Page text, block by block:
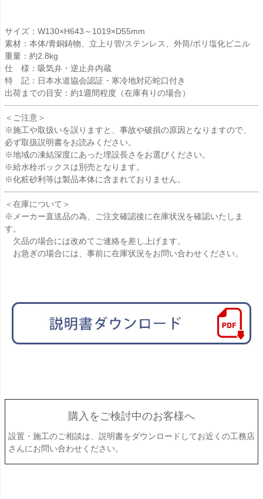
サイズ：W130×H643～1019×D55mm
素材：本体/青銅鋳物、立上り管/ステンレス、外筒/ポリ塩化ビニル
重量：約2.8kg
仕 様：吸気弁・逆止弁内蔵
特 記：日本水道協会認証・寒冷地対応蛇口付き
出荷までの目安：約1週間程度（在庫有りの場合）
＜ご注意＞
※施工や取扱いを誤りますと、事故や破損の原因となりますので、
必ず取扱説明書をお読みください。
※地域の凍結深度にあった埋設長さをお選びください。
※給水栓ボックスは別売となります。
※化粧砂利等は製品本体に含まれておりません。
＜在庫について＞
※メーカー直送品の為、ご注文確認後に在庫状況を確認いたしま
す。
欠品の場合には改めてご連絡を差し上げます。
お急ぎの場合には、事前に在庫状況をお問い合わせください。
購入をご検討中のお客様へ
設置・施工のご相談は、説明書をダウンロードしてお近くの工務店
さんにお問い合わせください。